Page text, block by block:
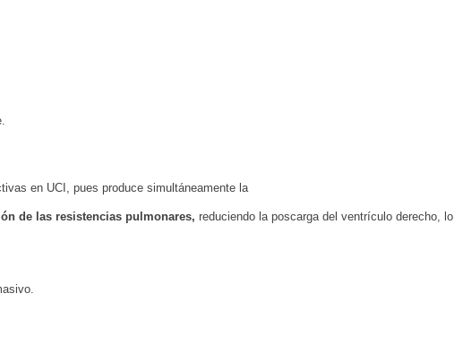
en UCI, pues produce simultáneamente la
de las resistencias pulmonares, reduciendo la poscarga del ventrículo derecho, lo